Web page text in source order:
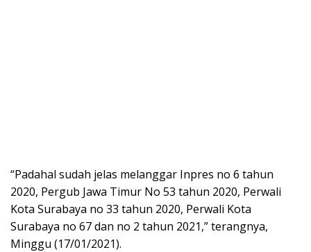
“Padahal sudah jelas melanggar Inpres no 6 tahun
2020, Pergub Jawa Timur No 53 tahun 2020, Perwali
Kota Surabaya no 33 tahun 2020, Perwali Kota
Surabaya no 67 dan no 2 tahun 2021,” terangnya,
Minggu (17/01/2021).